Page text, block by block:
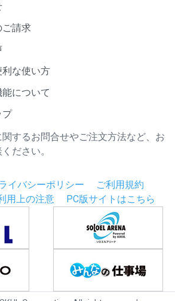
ご請求
な使い方
について
プ
するお問合せやご注文方法など、お
ださい。
イバシーポリシー
ご利用規約
用上の注意 PC版サイトはこちら